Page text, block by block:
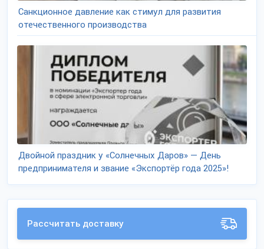
Санкционное давление как стимул для развития
отечественного производства
Двойной праздник у «Солнечных Даров» — День
предпринимателя и звание «Экспортёр года 2025»!
Рассчитать доставку